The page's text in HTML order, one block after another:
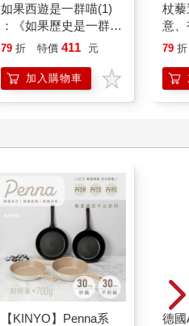
如果西遊是一群喵(1)
：《如果歷史是一群
喵》作者最新力作，附
79 折 特價 411 元
加入購物車
杖
意
恭
79 折
【KINYO】Penna系
德國